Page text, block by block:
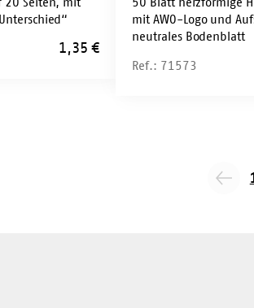
1,35€
mit AWO-Logo und
neutrales Bodenblatt
Ref.: 71573